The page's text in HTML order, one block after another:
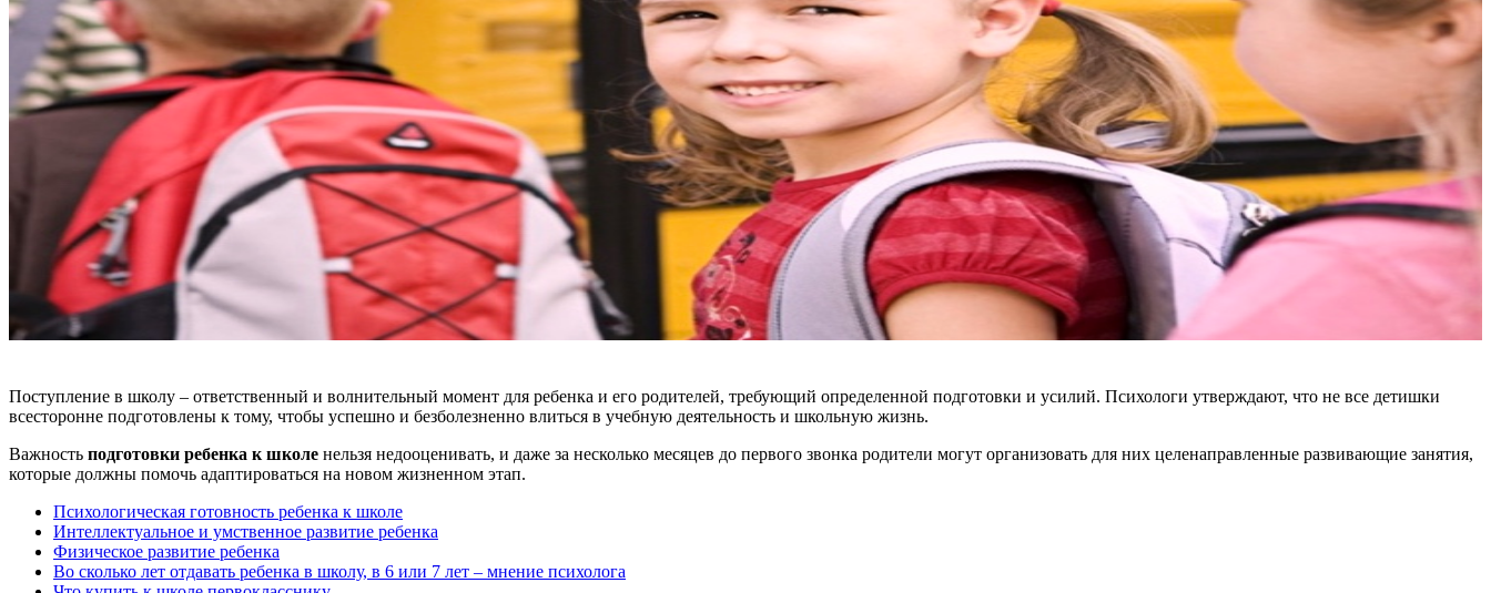
Поступление в школу – ответственный и волнительный момент для ребенка и его родителей, требующий определенной подготовки и усилий. Психологи утверждают, что не все детишки
всесторонне подготовлены к тому, чтобы успешно и безболезненно влиться в учебную деятельность и школьную жизнь.
Важность подготовки ребенка к школе нельзя недооценивать, и даже за несколько месяцев до первого звонка родители могут организовать для них целенаправленные развивающие занятия,
которые должны помочь адаптироваться на новом жизненном этап.
Психологическая готовность ребенка к школе
Интеллектуальное и умственное развитие ребенка
Физическое развитие ребенка
Во сколько лет отдавать ребенка в школу, в 6 или 7 лет – мнение психолога